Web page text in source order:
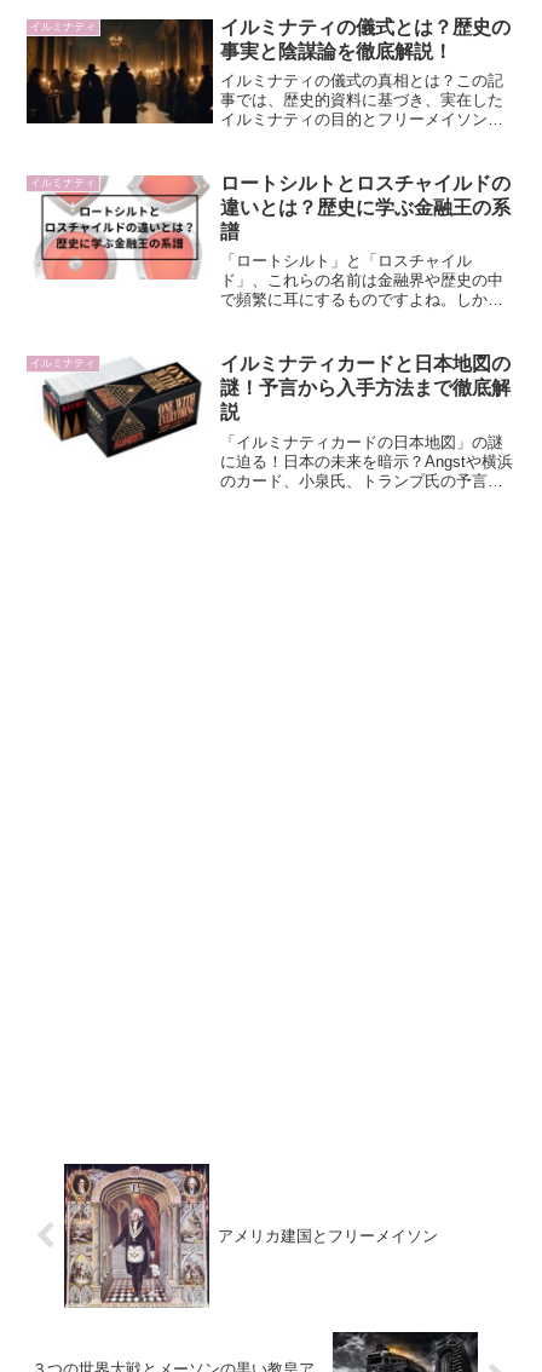
まで様々。この記事を読めば、神話と事
実に隠されたイルミナティの目の全てが
わかります。
イルミナティ
イルミナティの儀式とは？歴史の
事実と陰謀論を徹底解説！
イルミナティの儀式の真相とは？この記
事では、歴史的資料に基づき、実在した
イルミナティの目的とフリーメイソンと
当のイルミナティの儀式について、その
謎を解き明かします。
イルミナティ
ロートシルトとロスチャイルドの
違いとは？歴史に学ぶ金融王の系
譜
「ロートシルト」と「ロスチャイル
ド」、これらの名前は金融界や歴史の中
で頻繁に耳にするものですよね。しか
は少ないのではないでしょうか？この記
事では、ロートシルト家とロスチ...
イルミナティ
イルミナティカードと日本地図の
謎！予言から入手方法まで徹底解
説
「イルミナティカードの日本地図」の謎
に迫る！日本の未来を暗示？Angstや横浜
のカード、小泉氏、トランプ氏の予言を
アメリカ建国とフリーメイソン